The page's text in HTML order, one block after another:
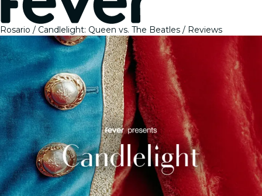
Rosario Candlelight: Queen vs. The Beatles Reviews